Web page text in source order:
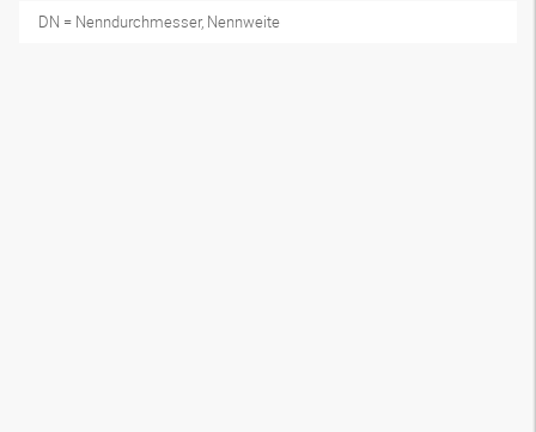
DN = Nenndurchmesser, Nennweite